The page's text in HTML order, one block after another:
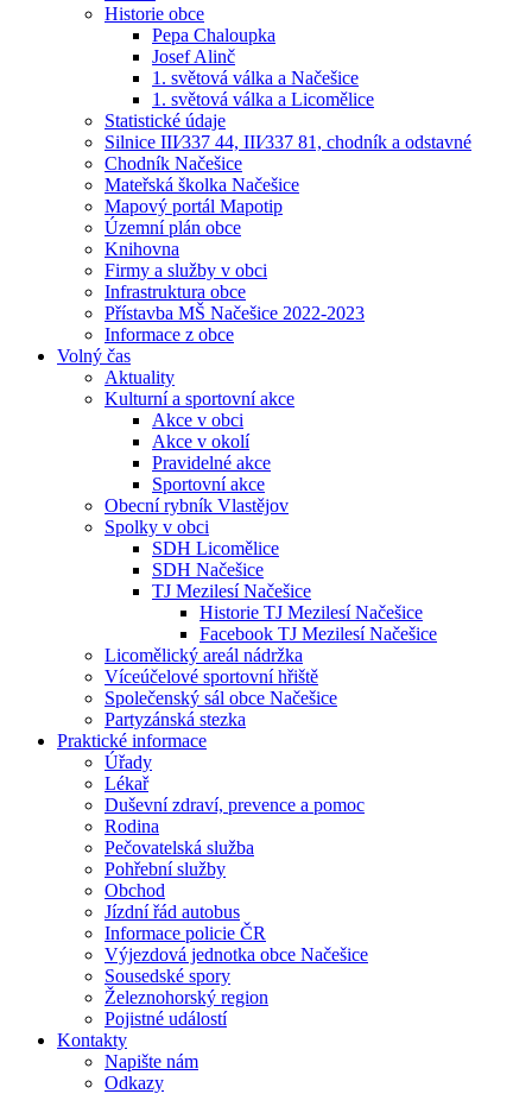
Historie obce
Pepa Chaloupka
Josef Alinč
1. světová válka a Načešice
1. světová válka a Licomělice
Statistické údaje
Silnice III⁄337 44, III⁄337 81, chodník a odstavné
Chodník Načešice
Mateřská školka Načešice
Mapový portál Mapotip
Územní plán obce
Knihovna
Firmy a služby v obci
Infrastruktura obce
Přístavba MŠ Načešice 2022-2023
Informace z obce
Volný čas
Aktuality
Kulturní a sportovní akce
Akce v obci
Akce v okolí
Pravidelné akce
Sportovní akce
Obecní rybník Vlastějov
Spolky v obci
SDH Licomělice
SDH Načešice
TJ Mezilesí Načešice
Historie TJ Mezilesí Načešice
Facebook TJ Mezilesí Načešice
Licomělický areál nádržka
Víceúčelové sportovní hřiště
Společenský sál obce Načešice
Partyzánská stezka
Praktické informace
Úřady
Lékař
Duševní zdraví, prevence a pomoc
Rodina
Pečovatelská služba
Pohřební služby
Obchod
Jízdní řád autobus
Informace policie ČR
Výjezdová jednotka obce Načešice
Sousedské spory
Železnohorský region
Pojistné událostí
Kontakty
Napište nám
Odkazy